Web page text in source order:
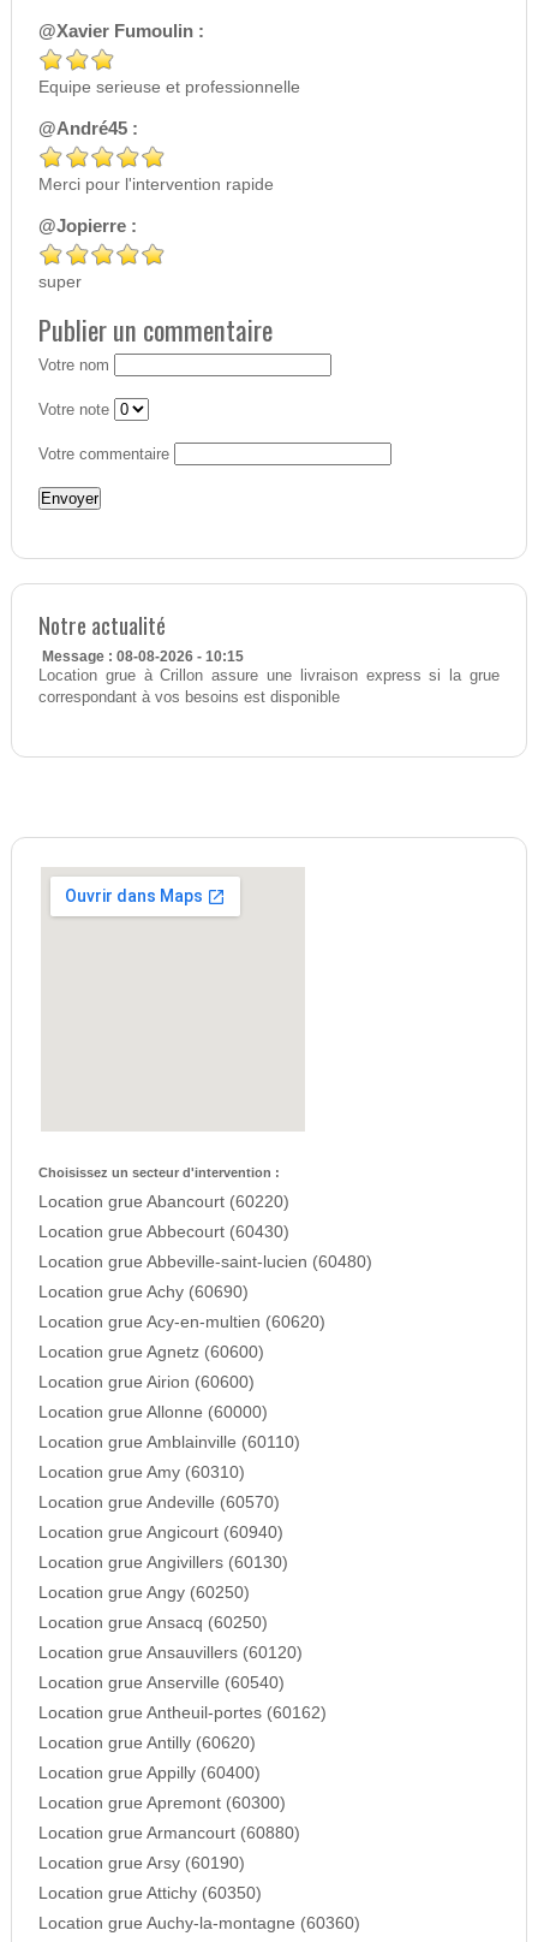
@Xavier Fumoulin :
Equipe serieuse et professionnelle
@André45 :
Merci pour l'intervention rapide
@Jopierre :
super
Publier un commentaire
Votre nom
Votre note
Votre commentaire
Notre actualité
Message : 08-08-2026 - 10:15
Location grue à Crillon assure une livraison express si la grue
correspondant à vos besoins est disponible
Choisissez un secteur d'intervention :
Location grue Abancourt (60220)
Location grue Abbecourt (60430)
Location grue Abbeville-saint-lucien (60480)
Location grue Achy (60690)
Location grue Acy-en-multien (60620)
Location grue Agnetz (60600)
Location grue Airion (60600)
Location grue Allonne (60000)
Location grue Amblainville (60110)
Location grue Amy (60310)
Location grue Andeville (60570)
Location grue Angicourt (60940)
Location grue Angivillers (60130)
Location grue Angy (60250)
Location grue Ansacq (60250)
Location grue Ansauvillers (60120)
Location grue Anserville (60540)
Location grue Antheuil-portes (60162)
Location grue Antilly (60620)
Location grue Appilly (60400)
Location grue Apremont (60300)
Location grue Armancourt (60880)
Location grue Arsy (60190)
Location grue Attichy (60350)
Location grue Auchy-la-montagne (60360)